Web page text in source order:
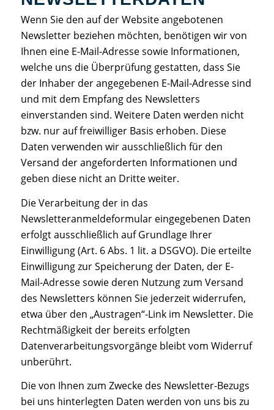
Wenn Sie den auf der Website angebotenen
Newsletter beziehen möchten, benötigen wir von
Ihnen eine E-Mail-Adresse sowie Informationen,
welche uns die Überprüfung gestatten, dass Sie
der Inhaber der angegebenen E-Mail-Adresse sind
und mit dem Empfang des Newsletters
einverstanden sind. Weitere Daten werden nicht
bzw. nur auf freiwilliger Basis erhoben. Diese
Daten verwenden wir ausschließlich für den
Versand der angeforderten Informationen und
geben diese nicht an Dritte weiter.
Die Verarbeitung der in das
Newsletteranmeldeformular eingegebenen Daten
erfolgt ausschließlich auf Grundlage Ihrer
Einwilligung (Art. 6 Abs. 1 lit. a DSGVO). Die erteilte
Einwilligung zur Speicherung der Daten, der E-
Mail-Adresse sowie deren Nutzung zum Versand
des Newsletters können Sie jederzeit widerrufen,
etwa über den „Austragen“-Link im Newsletter. Die
Rechtmäßigkeit der bereits erfolgten
Datenverarbeitungsvorgänge bleibt vom Widerruf
unberührt.
Die von Ihnen zum Zwecke des Newsletter-Bezugs
bei uns hinterlegten Daten werden von uns bis zu